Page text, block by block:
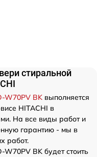
стиральной
W70PV BK выполняется
HITACHI в
На все виды работ и
гарантию - мы в
работ.
BK будет стоить